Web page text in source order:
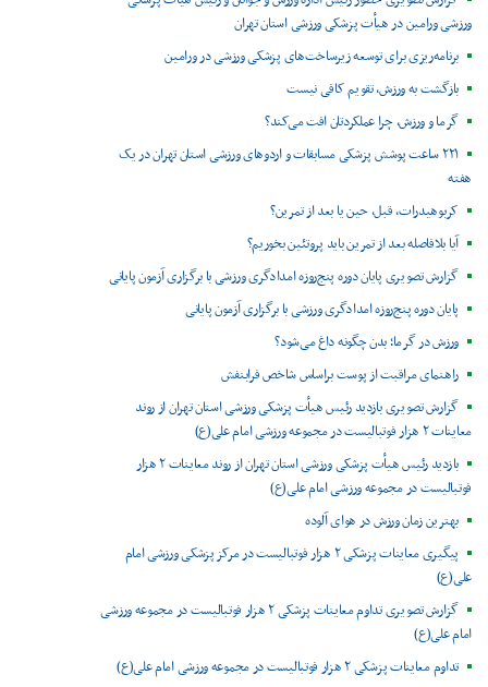
ورزشی ورامین در هیأت پزشکی ورزشی استان تهران
برنامه‌ریزی برای توسعه زیرساخت‌های پزشکی ورزشی در ورامین
بازگشت به ورزش، تقویم کافی نیست
گرما و ورزش، چرا عملکردتان افت می‌کند؟
۲۲۱ ساعت پوشش پزشکی مسابقات و اردوهای ورزشی استان تهران در یک
هفته
کربوهیدرات، قبل، حین یا بعد از تمرین؟
آیا بلافاصله بعد از تمرین باید پروتئین بخوریم؟
گزارش تصویری پایان دوره پنج‌روزه امدادگری ورزشی با برگزاری آزمون پایانی
پایان دوره پنج‌روزه امدادگری ورزشی با برگزاری آزمون پایانی
ورزش در گرما؛ بدن چگونه داغ می‌شود؟
راهنمای مراقبت از پوست براساس شاخص فرابنفش
گزارش تصویری بازدید رئیس هیأت پزشکی ورزشی استان تهران از روند
معاینات ۲ هزار فوتبالیست در مجموعه ورزشی امام علی(ع)
بازدید رئیس هیأت پزشکی ورزشی استان تهران از روند معاینات ۲ هزار
فوتبالیست در مجموعه ورزشی امام علی(ع)
بهترین زمان ورزش در هوای آلوده
پیگیری معاینات پزشکی ۲ هزار فوتبالیست در مرکز پزشکی ورزشی امام
علی(ع)
گزارش تصویری تداوم معاینات پزشکی ۲ هزار فوتبالیست در مجموعه ورزشی
امام علی(ع)
تداوم معاینات پزشکی ۲ هزار فوتبالیست در مجموعه ورزشی امام علی(ع)